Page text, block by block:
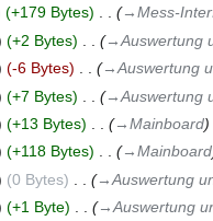
+179 Bytes
→‎Mess-
+2 Bytes
→‎Auswertung
-6 Bytes
→‎Auswertung
+7 Bytes
→‎Auswertung
+13 Bytes
→‎Mainboard
+118 Bytes
→‎Mainboard
0 Bytes
→‎Auswertung
+1 Byte
→‎Auswertung